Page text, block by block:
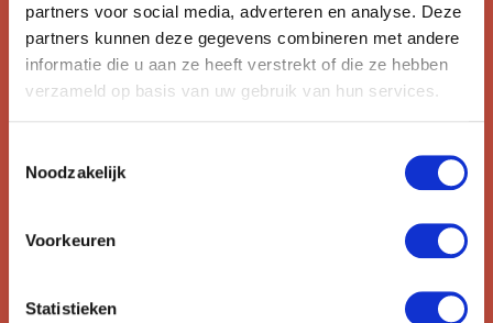
partners voor social media, adverteren en analyse. Deze
partners kunnen deze gegevens combineren met andere
informatie die u aan ze heeft verstrekt of die ze hebben
verzameld op basis van uw gebruik van hun services.
Noodzakelijk
Voorkeuren
Statistieken
Ontvang circa 1 maal per maand onze nieuwsbrief met de
laatste aanbiedingen. U kunt zich elk moment weer
uitschrijven via de afmeldlink in de nieuwsbrief.
Lees in onsprivacybeleid
hoe wij zorgvuldig omgaan met uw